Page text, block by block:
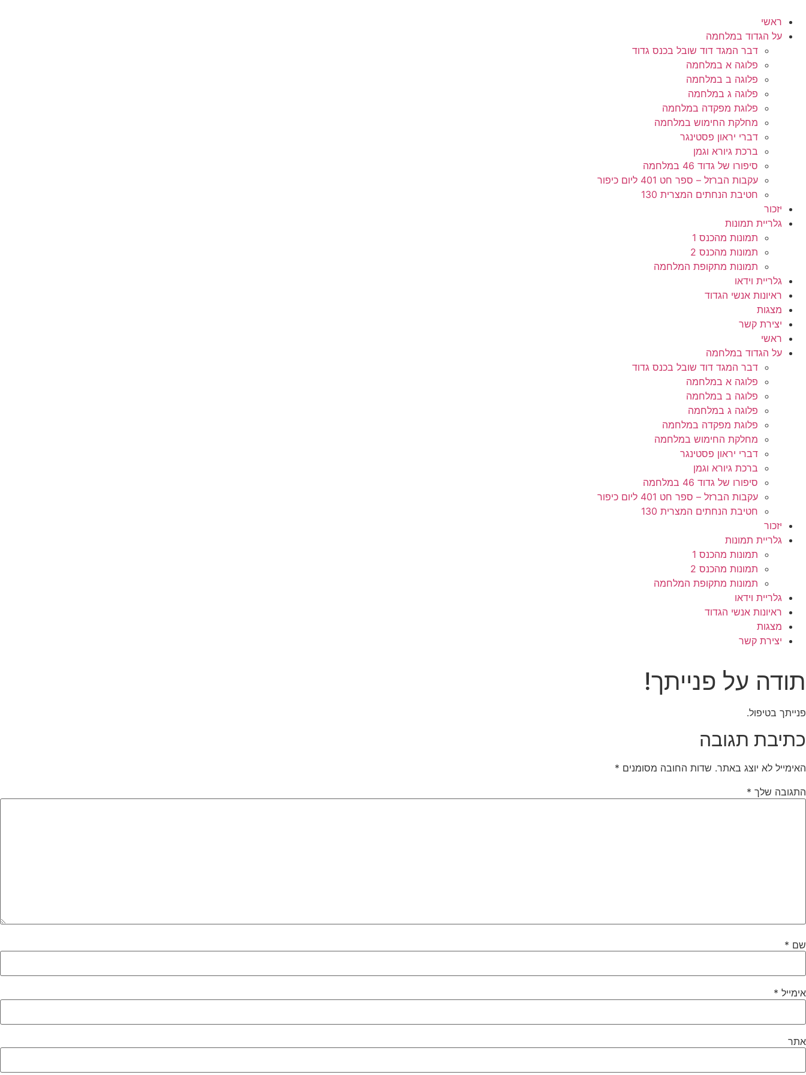
לתוכן
ראשי
על הגדוד במלחמה
דבר המגד דוד שובל בכנס גדוד
פלוגה א במלחמה
פלוגה ב במלחמה
פלוגה ג במלחמה
פלוגת מפקדה במלחמה
מחלקת החימוש במלחמה
דברי יראון פסטינגר
ברכת גיורא וגמן
סיפורו של גדוד 46 במלחמה
עקבות הברזל – ספר חט 401 ליום כיפור
חטיבת הנחתים המצרית 130
יזכור
גלריית תמונות
תמונות מהכנס 1
תמונות מהכנס 2
תמונות מתקופת המלחמה
גלריית וידאו
ראיונות אנשי הגדוד
מצגות
יצירת קשר
ראשי
על הגדוד במלחמה
דבר המגד דוד שובל בכנס גדוד
פלוגה א במלחמה
פלוגה ב במלחמה
פלוגה ג במלחמה
פלוגת מפקדה במלחמה
מחלקת החימוש במלחמה
דברי יראון פסטינגר
ברכת גיורא וגמן
סיפורו של גדוד 46 במלחמה
עקבות הברזל – ספר חט 401 ליום כיפור
חטיבת הנחתים המצרית 130
יזכור
גלריית תמונות
תמונות מהכנס 1
תמונות מהכנס 2
תמונות מתקופת המלחמה
גלריית וידאו
ראיונות אנשי הגדוד
מצגות
יצירת קשר
תודה על פנייתך!
פנייתך בטיפול.
כתיבת תגובה
האימייל לא יוצג באתר. שדות החובה מסומנים *
התגובה שלך *
שם *
אימייל *
אתר